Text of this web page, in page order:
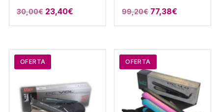
30,00€ El
precio
era:
30,00€.
23,40€El
precio
es:
99,20€ El
precio
era:
99,20€.
77,38€
precio
es:
OFERTA OFERTA